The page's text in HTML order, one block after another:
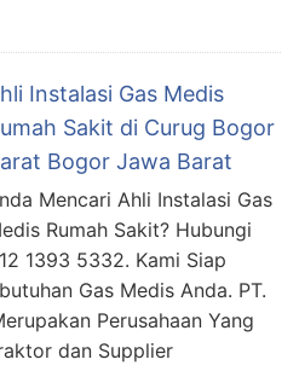
Instalasi Gas Medis
Sakit di Curug Bogor
Bogor Jawa Barat
Mencari Ahli Instalasi Gas
Rumah Sakit? Hubungi
1393 5332. Kami Siap
Gas Medis Anda. PT.
Perusahaan Yang
dan Supplier